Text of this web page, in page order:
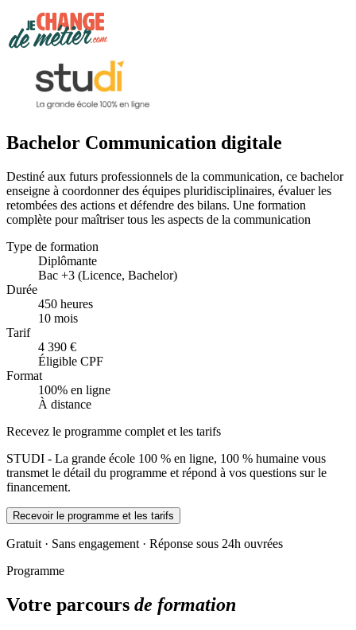
Bachelor Communication digitale
Destiné aux futurs professionnels de la communication, ce bachelor
enseigne à coordonner des équipes pluridisciplinaires, évaluer les
retombées des actions et défendre des bilans. Une formation
complète pour maîtriser tous les aspects de la communication
Type de formation
Diplômante
Bac +3 (Licence, Bachelor)
Durée
450 heures
10 mois
Tarif
4 390 €
Éligible CPF
Format
100% en ligne
À distance
Recevez le programme complet et les tarifs
STUDI - La grande école 100 % en ligne, 100 % humaine vous
transmet le détail du programme et répond à vos questions sur le
financement.
Recevoir le programme et les tarifs
Gratuit · Sans engagement · Réponse sous 24h ouvrées
Programme
Votre parcours de formation